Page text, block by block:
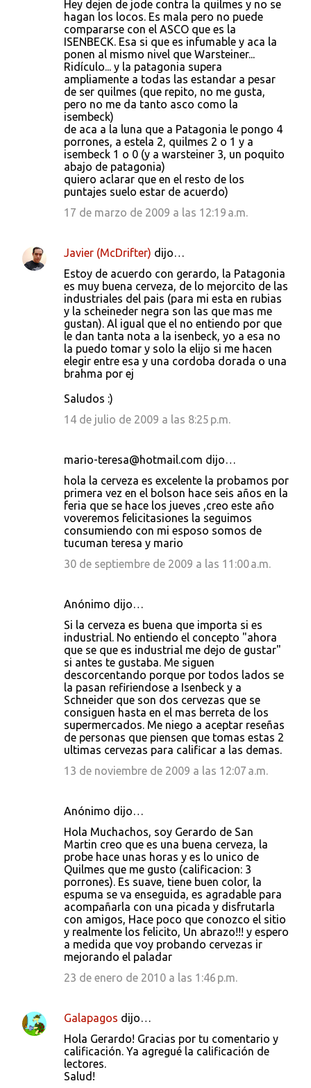
Hey dejen de jode contra la quilmes y no se
hagan los locos. Es mala pero no puede
compararse con el ASCO que es la
ISENBECK. Esa si que es infumable y aca la
ponen al mismo nivel que Warsteiner...
Ridículo... y la patagonia supera
ampliamente a todas las estandar a pesar
de ser quilmes (que repito, no me gusta,
pero no me da tanto asco como la
isembeck)
de aca a la luna que a Patagonia le pongo 4
porrones, a estela 2, quilmes 2 o 1 y a
isembeck 1 o 0 (y a warsteiner 3, un poquito
abajo de patagonia)
quiero aclarar que en el resto de los
puntajes suelo estar de acuerdo)
17 de marzo de 2009 a las 12:19 a.m.
Javier (McDrifter) dijo…
Estoy de acuerdo con gerardo, la Patagonia
es muy buena cerveza, de lo mejorcito de las
industriales del pais (para mi esta en rubias
y la scheineder negra son las que mas me
gustan). Al igual que el no entiendo por que
le dan tanta nota a la isenbeck, yo a esa no
la puedo tomar y solo la elijo si me hacen
elegir entre esa y una cordoba dorada o una
brahma por ej
Saludos :)
14 de julio de 2009 a las 8:25 p.m.
mario-teresa@hotmail.com dijo…
hola la cerveza es excelente la probamos por
primera vez en el bolson hace seis años en la
feria que se hace los jueves ,creo este año
voveremos felicitasiones la seguimos
consumiendo con mi esposo somos de
tucuman teresa y mario
30 de septiembre de 2009 a las 11:00 a.m.
Anónimo dijo…
Si la cerveza es buena que importa si es
industrial. No entiendo el concepto "ahora
que se que es industrial me dejo de gustar"
si antes te gustaba. Me siguen
descorcentando porque por todos lados se
la pasan refiriendose a Isenbeck y a
Schneider que son dos cervezas que se
consiguen hasta en el mas berreta de los
supermercados. Me niego a aceptar reseñas
de personas que piensen que tomas estas 2
ultimas cervezas para calificar a las demas.
13 de noviembre de 2009 a las 12:07 a.m.
Anónimo dijo…
Hola Muchachos, soy Gerardo de San
Martin creo que es una buena cerveza, la
probe hace unas horas y es lo unico de
Quilmes que me gusto (calificacion: 3
porrones). Es suave, tiene buen color, la
espuma se va enseguida, es agradable para
acompañarla con una picada y disfrutarla
con amigos, Hace poco que conozco el sitio
y realmente los felicito, Un abrazo!!! y espero
a medida que voy probando cervezas ir
mejorando el paladar
23 de enero de 2010 a las 1:46 p.m.
Galapagos dijo…
Hola Gerardo! Gracias por tu comentario y
calificación. Ya agregué la calificación de
lectores.
Salud!